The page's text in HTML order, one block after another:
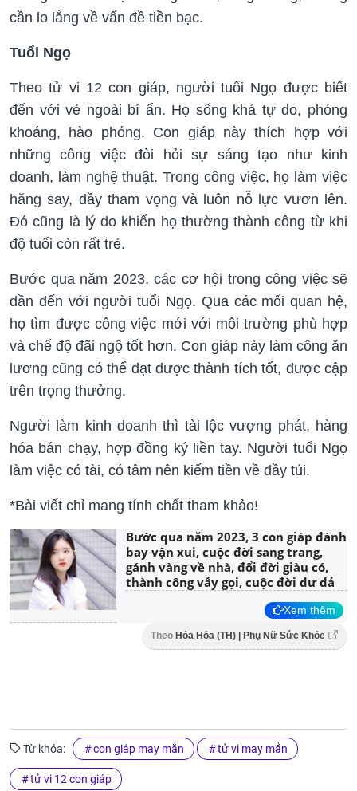
cần lo lắng về vấn đề tiền bạc.
Tuổi Ngọ
Theo tử vi 12 con giáp, người tuổi Ngọ được biết
đến với vẻ ngoài bí ẩn. Họ sống khá tự do, phóng
khoáng, hào phóng. Con giáp này thích hợp với
những công việc đòi hỏi sự sáng tạo như kinh
doanh, làm nghệ thuật. Trong công việc, họ làm việc
hăng say, đầy tham vọng và luôn nỗ lực vươn lên.
Đó cũng là lý do khiến họ thường thành công từ khi
độ tuổi còn rất trẻ.
Bước qua năm 2023, các cơ hội trong công việc sẽ
dần đến với người tuổi Ngọ. Qua các mối quan hệ,
họ tìm được công việc mới với môi trường phù hợp
và chế độ đãi ngộ tốt hơn. Con giáp này làm công ăn
lương cũng có thể đạt được thành tích tốt, được cập
trên trọng thưởng.
Người làm kinh doanh thì tài lộc vượng phát, hàng
hóa bán chạy, hợp đồng ký liền tay. Người tuổi Ngọ
làm việc có tài, có tâm nên kiếm tiền về đầy túi.
*Bài viết chỉ mang tính chất tham khảo!
Bước qua năm 2023, 3 con giáp đánh
bay vận xui, cuộc đời sang trang,
gánh vàng về nhà, đổi đời giàu có,
thành công vẫy gọi, cuộc đời dư dả
Xem thêm
Theo Hỏa Hỏa (TH) | Phụ Nữ Sức Khỏe
Từ khóa: con giáp may mắn tử vi may mắn
tử vi 12 con giáp